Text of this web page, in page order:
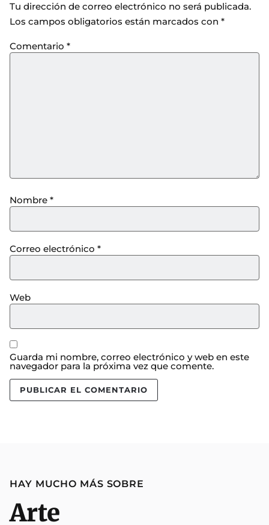
Tu dirección de correo electrónico no será publicada.
Los campos obligatorios están marcados con *
Comentario *
Nombre *
Correo electrónico *
Web
Guarda mi nombre, correo electrónico y web en este
navegador para la próxima vez que comente.
HAY MUCHO MÁS SOBRE
Arte